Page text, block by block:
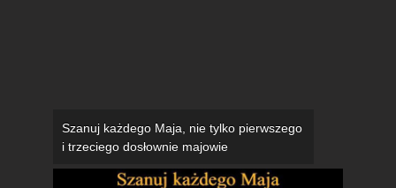
Szanuj każdego Maja, nie tylko pierwszego
i trzeciego dosłownie majowie